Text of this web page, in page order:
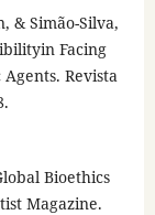
& Simão-Silva,
Facing
Revista
Bioethics
Magazine.